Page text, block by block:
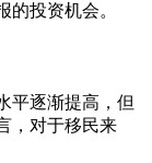
投资机会。
平逐渐提高，但
，对于移民来